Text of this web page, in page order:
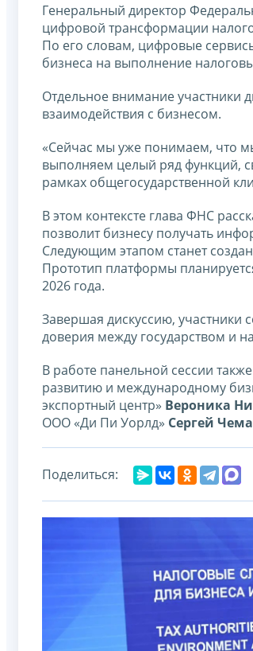
Генеральный директор
цифровой трансформации
По его словам, цифровые
бизнеса на выполнение
Отдельное внимание участники
взаимодействия с бизнесом.
«Сейчас мы уже понимаем, что
выполняем целый ряд функций,
рамках общегосударственной
В этом контексте глава ФНС
позволит бизнесу получать
Следующим этапом станет
Прототип платформы
2026 года.
Завершая дискуссию, участники
доверия между государством и
В работе панельной сессии
развитию и международному
экспортный центр» Вероника
ООО «Ди Пи Уорлд» Сергей
Поделиться: